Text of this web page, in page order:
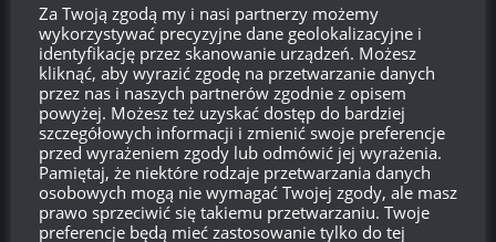
LOGOWANIE
Zarejestruj się
Zaloguj się
Kanał wpisów
Za Twoją zgodą my i nasi partnerzy możemy
wykorzystywać precyzyjne dane geolokalizacyjne i
identyfikację przez skanowanie urządzeń. Możesz
kliknąć, aby wyrazić zgodę na przetwarzanie danych
przez nas i naszych partnerów zgodnie z opisem
powyżej. Możesz też uzyskać dostęp do bardziej
szczegółowych informacji i zmienić swoje preferencje
przed wyrażeniem zgody lub odmówić jej wyrażenia.
Pamiętaj, że niektóre rodzaje przetwarzania danych
osobowych mogą nie wymagać Twojej zgody, ale masz
prawo sprzeciwić się takiemu przetwarzaniu. Twoje
preferencje będą mieć zastosowanie tylko do tej